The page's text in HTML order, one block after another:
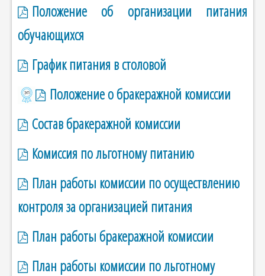
Положение об организации питания
обучающихся
График питания в столовой
Положение о бракеражной комиссии
Состав бракеражной комиссии
Комиссия по льготному питанию
План работы комиссии по осуществлению
контроля за организацией питания
План работы бракеражной комиссии
План работы комиссии по льготному